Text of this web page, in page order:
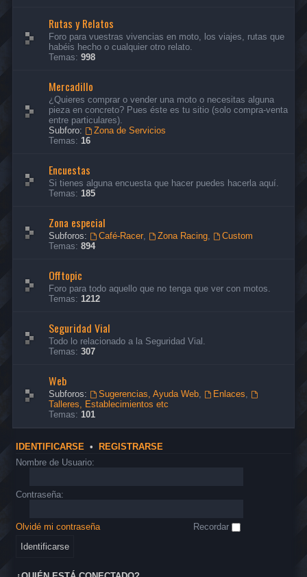
Rutas y Relatos
Foro para vuestras vivencias en moto, los viajes, rutas que
habéis hecho o cualquier otro relato.
Temas: 998
Mercadillo
¿Quieres comprar o vender una moto o necesitas alguna
pieza en concreto? Pues éste es tu sitio (solo compra-venta
entre particulares).
Subforo:
Zona de Servicios
Temas: 16
Encuestas
Si tienes alguna encuesta que hacer puedes hacerla aquí.
Temas: 185
Zona especial
Subforos: Café-Racer, Zona Racing,
Custom
Temas: 894
Offtopic
Foro para todo aquello que no tenga que ver con motos.
Temas: 1212
Seguridad Vial
Todo lo relacionado a la Seguridad Vial.
Temas: 307
Web
Subforos: Sugerencias, Ayuda Web, Enlaces,
Talleres, Establecimientos etc
Temas: 101
IDENTIFICARSE • REGISTRARSE
Nombre de Usuario:
Contraseña:
Olvidé mi contraseña Recordar